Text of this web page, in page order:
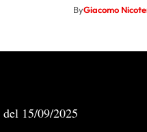
ByGiacomo
15/09/2025